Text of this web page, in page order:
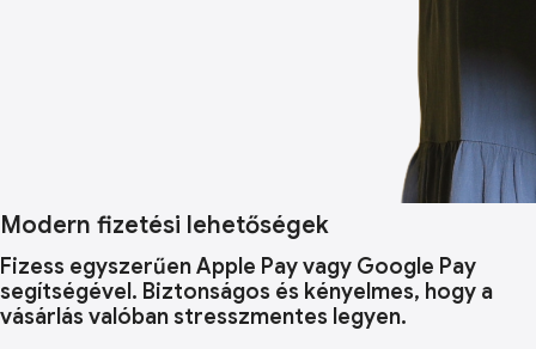
Modern fizetési lehetőségek
Fizess egyszerűen Apple Pay vagy Google Pay
segítségével. Biztonságos és kényelmes, hogy a
vásárlás valóban stresszmentes legyen.